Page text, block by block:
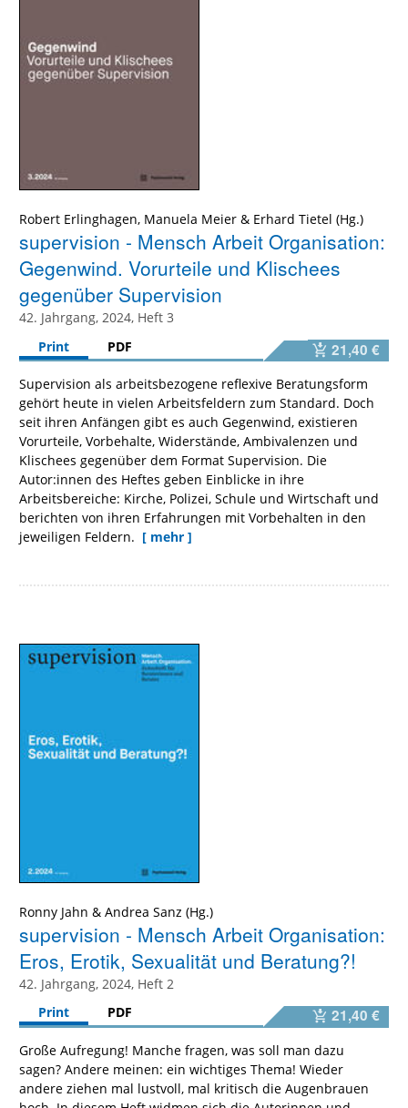
Robert Erlinghagen, Manuela Meier & Erhard Tietel
supervision - Mensch Arbeit Organisation:
Gegenwind. Vorurteile und Klischees
gegenüber Supervision
42. Jahrgang, 2024, Heft 3
Print
PDF 21,40 €
Supervision als arbeitsbezogene reflexive Beratungsform
gehört heute in vielen Arbeitsfeldern zum Standard. Doch
seit ihren Anfängen gibt es auch Gegenwind, existieren
Vorurteile, Vorbehalte, Widerstände, Ambivalenzen und
Klischees gegenüber dem Format Supervision. Die
Autor:innen des Heftes geben Einblicke in ihre
Arbeitsbereiche: Kirche, Polizei, Schule und Wirtschaft und
berichten von ihren Erfahrungen mit Vorbehalten in den
jeweiligen Feldern. [ mehr ]
Ronny Jahn & Andrea Sanz
supervision - Mensch Arbeit Organisation:
Eros, Erotik, Sexualität und Beratung?!
42. Jahrgang, 2024, Heft 2
Print
PDF 21,40 €
Große Aufregung! Manche fragen, was soll man dazu
sagen? Andere meinen: ein wichtiges Thema! Wieder
andere ziehen mal lustvoll, mal kritisch die Augenbrauen